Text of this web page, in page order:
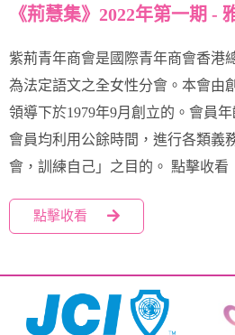
《荊慧集》2022年第一期 -
紫荊青年商會是國際青年商會香港
為法定語文之全女性分會。本會由
領導下於1979年9月創立的。會員
會員均利用公餘時間，進行各類義
會，訓練自己」之目的。 點擊收看
點擊收看